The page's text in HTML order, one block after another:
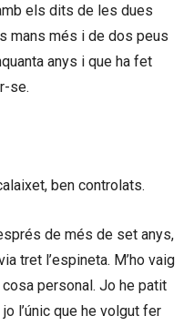
els dits de les dues
mans més i de dos peus
anys i que ha fet
se.
ben controlats.
de més de set anys,
tret l’espineta. M’ho vaig
personal. Jo he patit
l’únic que he volgut fer